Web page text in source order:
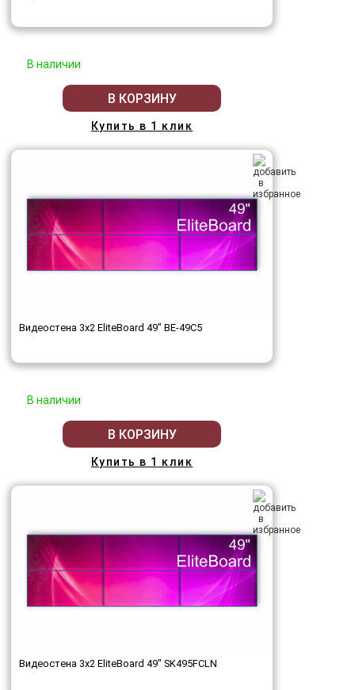
В наличии
В КОРЗИНУ
Купить в 1 клик
Видеостена 3x2 EliteBoard 49" BE-49C5
В наличии
В КОРЗИНУ
Купить в 1 клик
Видеостена 3x2 EliteBoard 49" SK495FCLN